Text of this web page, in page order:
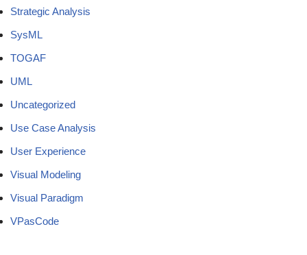
Strategic Analysis
SysML
TOGAF
UML
Uncategorized
Use Case Analysis
User Experience
Visual Modeling
Visual Paradigm
VPasCode